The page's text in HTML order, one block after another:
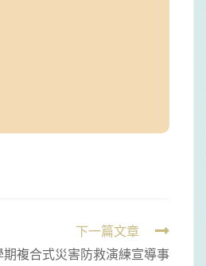
下一篇文章
期複合式災害防救演練宣導事